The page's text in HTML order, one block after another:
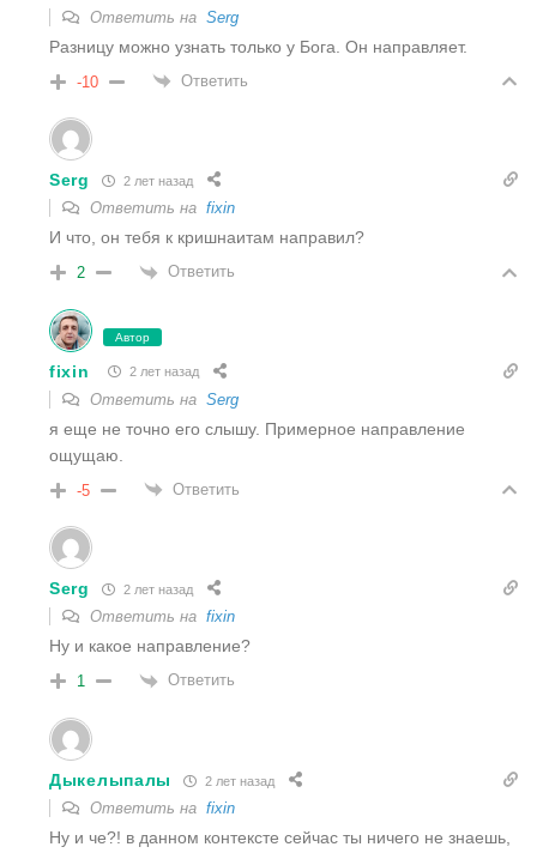
Ответить на Serg
Разницу можно узнать только у Бога. Он направляет.
-10 Ответить
Serg 2 лет назад
Ответить на fixin
И что, он тебя к кришнаитам направил?
2 Ответить
Автор
fixin 2 лет назад
Ответить на Serg
я еще не точно его слышу. Примерное направление
ощущаю.
-5 Ответить
Serg 2 лет назад
Ответить на fixin
Ну и какое направление?
1 Ответить
Дыкелыпалы 2 лет назад
Ответить на fixin
Ну и че?! в данном контексте сейчас ты ничего не знаешь,